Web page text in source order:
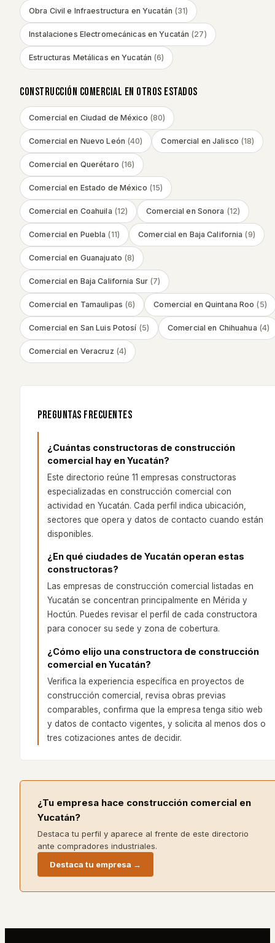
Obra Civil e Infraestructura en Yucatán (31)
Instalaciones Electromecánicas enYucatán (27)
Estructuras Metálicas enYucatán (6)
CONSTRUCCIÓN COMERCIAL EN OTROS ESTADOS
Comercial en Ciudad de México (80)
Comercial en Nuevo León (40) Comercial en Jalisco (18)
Comercial en Querétaro (16)
Comercial en Estado de México (15)
Comercial en Coahuila (12) Comercial en Sonora (12)
Comercial en Puebla (11) Comercial en Baja California (9)
Comercial en Guanajuato (8)
Comercial en Baja California Sur (7)
Comercial en Tamaulipas (6) Comercial en Quintana Roo (5)
Comercial en San Luis Potosí (5) Comercial en Chihuahua (4)
Comercial en Veracruz (4)
PREGUNTAS FRECUENTES
¿Cuántas constructoras de construcción
comercial hay en Yucatán?
Este directorio reúne 11 empresas constructoras
especializadas en construcción comercial con
actividad en Yucatán. Cada perfil indica ubicación,
sectores que opera y datos de contacto cuando están
disponibles.
¿En qué ciudades de Yucatán operan estas
constructoras?
Las empresas de construcción comercial listadas en
Yucatán se concentran principalmente en Mérida y
Hoctún. Puedes revisar el perfil de cada constructora
para conocer su sede y zona de cobertura.
¿Cómo elijo una constructora de construcción
comercial en Yucatán?
Verifica la experiencia específica en proyectos de
construcción comercial, revisa obras previas
comparables, confirma que la empresa tenga sitio web
y datos de contacto vigentes, y solicita al menos dos o
tres cotizaciones antes de decidir.
¿Tu empresa hace construcción comercial en
Yucatán?
Destaca tu perfil y aparece al frente de este directorio
ante compradores industriales.
Destaca tu empresa →